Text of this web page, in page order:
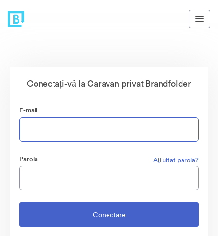
Conectați-vă la Caravan privat Brandfolder
E-mail
Parola Aţi uitat parola?